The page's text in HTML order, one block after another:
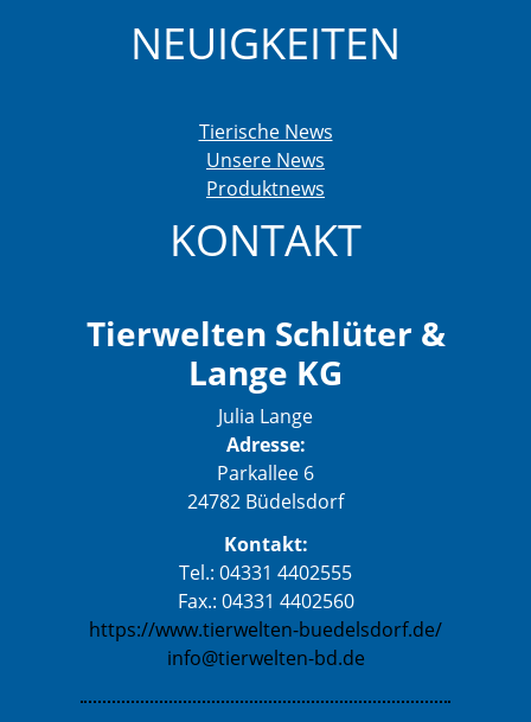
NEUIGKEITEN
Tierische News
Unsere News
Produktnews
KONTAKT
Tierwelten Schlüter &
Lange KG
Julia Lange
Adresse:
Parkallee 6
24782 Büdelsdorf
Kontakt:
Tel.: 04331 4402555
Fax.: 04331 4402560
https://www.tierwelten-buedelsdorf.de/
info@tierwelten-bd.de